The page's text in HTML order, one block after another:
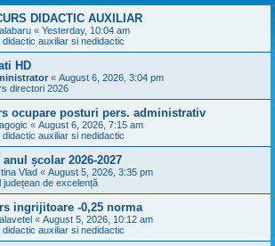
DIDACTIC AUXILIAR
« Yesterday, 10:04 am
didactic auxiliar si nedidactic
HD
« August 6, 2026, 3:04 pm
directori 2026
ocupare posturi pers. administrativ
« August 6, 2026, 7:15 am
didactic auxiliar si nedidactic
școlar 2026-2027
Vlad « August 5, 2026, 3:35 pm
județean de excelență
ingrijitoare -0,25 norma
« August 5, 2026, 10:12 am
didactic auxiliar si nedidactic